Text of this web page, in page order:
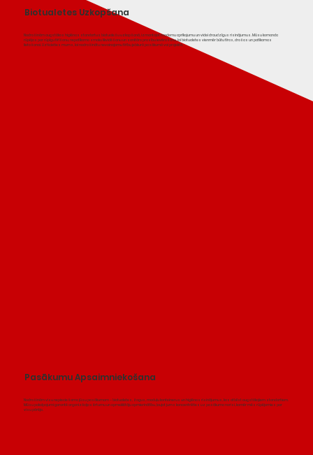
Biotualetes Uzkopšana
Nodrošinām augstākos higiēnas standartus biotualešu uzkopšanā, izmantojot modernu aprīkojumu un videi draudzīgus risinājumus. Mūsu komanda
rūpējas par rūpīgu tīrīšanu, nepatīkamo smaku likvidēšanu un sanitāro prasību ievērošanu, lai biotualetes vienmēr būtu tīras, drošas un patīkamas
lietošanai. Uzticieties mums, lai nodrošinātu nevainojamu tīrību jebkurā pasākumā vai projektā.
Pasākumu Apsaimniekošana
Nodrošinām visu nepieciešamo jūsu pasākumam – biotualetes, žogus, moduļu konteinerus un higiēnas risinājumus, kas atbilst augstākajiem standartiem.
Mūsu pakalpojumi garantē organizācijas ērtumu un apmeklētāju apmierinātību, ļaujot jums koncentrēties uz pasākuma norisi, kamēr mēs rūpējamies par
visu pārējo.